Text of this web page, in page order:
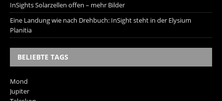
InSights Solarzellen offen – mehr Bilder
Eine Landung wie nach Drehbuch: InSight steht in der Elysium
Planitia
BELIEBTE TAGS
Mond
Jupiter